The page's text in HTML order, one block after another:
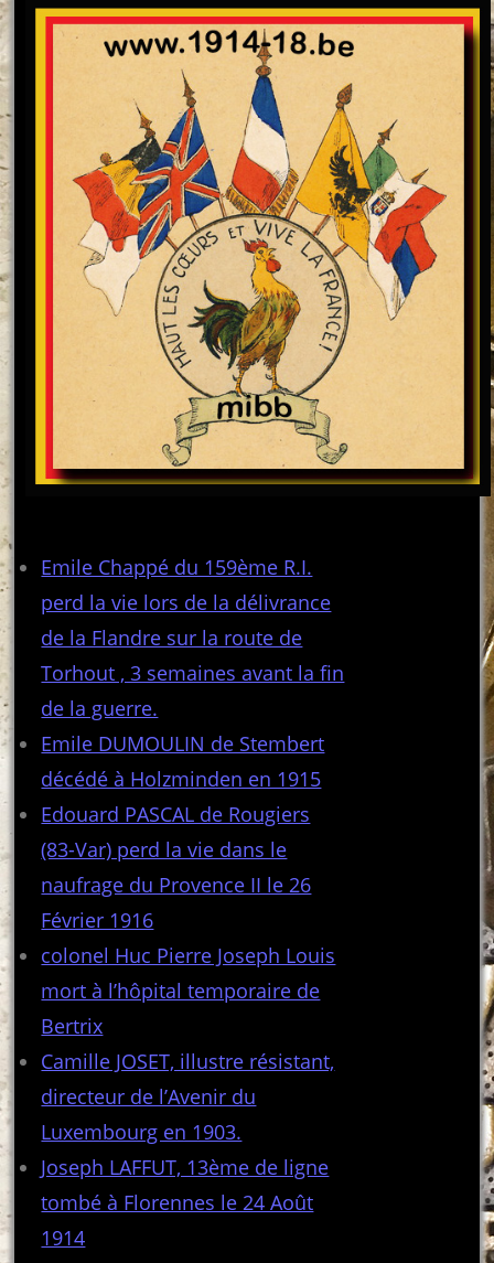
Emile Chappé du 159ème R.I.
perd la vie lors de la délivrance
de la Flandre sur la route de
Torhout , 3 semaines avant la fin
de la guerre.
Emile DUMOULIN de Stembert
décédé à Holzminden en 1915
Edouard PASCAL de Rougiers
(83-Var) perd la vie dans le
naufrage du Provence II le 26
Février 1916
colonel Huc Pierre Joseph Louis
mort à l’hôpital temporaire de
Bertrix
Camille JOSET, illustre résistant,
directeur de l’Avenir du
Luxembourg en 1903.
Joseph LAFFUT, 13ème de ligne
tombé à Florennes le 24 Août
1914